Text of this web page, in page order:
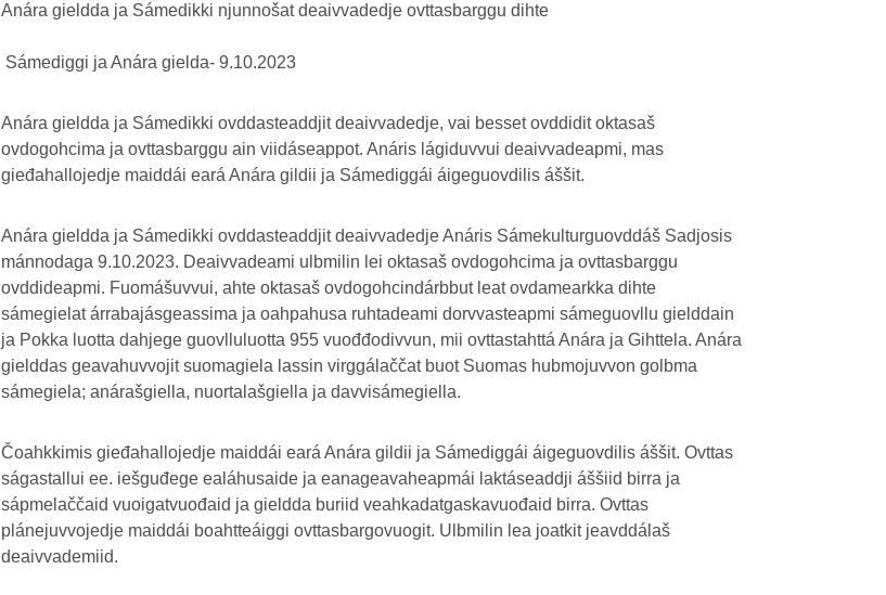
Anára gieldda ja Sámedikki njunnošat deaivvadedje ovttasbarggu dihte
Sámediggi ja Anára gielda- 9.10.2023
Anára gieldda ja Sámedikki ovddasteaddjit deaivvadedje, vai besset ovddidit oktasaš
ovdogohcima ja ovttasbarggu ain viidáseappot. Anáris lágiduvvui deaivvadeapmi, mas
gieđahallojedje maiddái eará Anára gildii ja Sámediggái áigeguovdilis áššit.
Anára gieldda ja Sámedikki ovddasteaddjit deaivvadedje Anáris Sámekulturguovddáš Sadjosis
mánnodaga 9.10.2023. Deaivvadeami ulbmilin lei oktasaš ovdogohcima ja ovttasbarggu
ovddideapmi. Fuomášuvvui, ahte oktasaš ovdogohcindárbbut leat ovdamearkka dihte
sámegielat árrabajásgeassima ja oahpahusa ruhtadeami dorvvasteapmi sámeguovllu gielddain
ja Pokka luotta dahjege guovlluluotta 955 vuođđodivvun, mii ovttastahttá Anára ja Gihttela. Anára
gielddas geavahuvvojit suomagiela lassin virggálaččat buot Suomas hubmojuvvon golbma
sámegiela; anárašgiella, nuortalašgiella ja davvisámegiella.
Čoahkkimis gieđahallojedje maiddái eará Anára gildii ja Sámediggái áigeguovdilis áššit. Ovttas
ságastallui ee. iešguđege ealáhusaide ja eanageavaheapmái laktáseaddji áššiid birra ja
sápmelaččaid vuoigatvuođaid ja gieldda buriid veahkadatgaskavuođaid birra. Ovttas
plánejuvvojedje maiddái boahtteáiggi ovttasbargovuogit. Ulbmilin lea joatkit jeavddálaš
deaivvademiid.